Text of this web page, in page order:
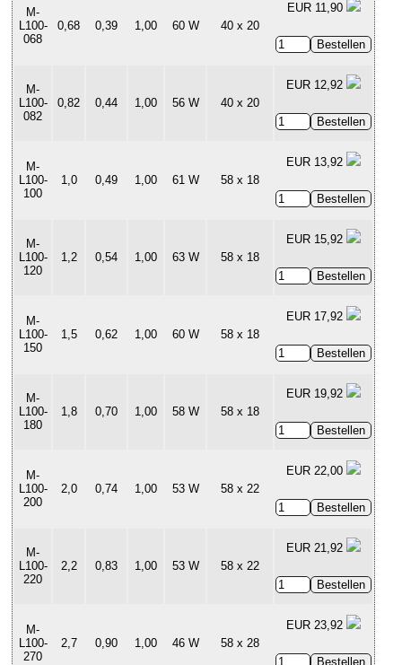
M-
L100-
068
0,68 0,39 1,00 60 W 40 x 20
EUR 11,90
M-
L100-
082
0,82 0,44 1,00 56 W 40 x 20
EUR 12,92
M-
L100-
100
1,0 0,49 1,00 61 W 58 x 18
EUR 13,92
M-
L100-
120
1,2 0,54 1,00 63 W 58 x 18
EUR 15,92
M-
L100-
150
1,5 0,62 1,00 60 W 58 x 18
EUR 17,92
M-
L100-
180
1,8 0,70 1,00 58 W 58 x 18
EUR 19,92
M-
L100-
200
2,0 0,74 1,00 53 W 58 x 22
EUR 22,00
M-
L100-
220
2,2 0,83 1,00 53 W 58 x 22
EUR 21,92
M-
L100-
270
2,7 0,90 1,00 46 W 58 x 28
EUR 23,92